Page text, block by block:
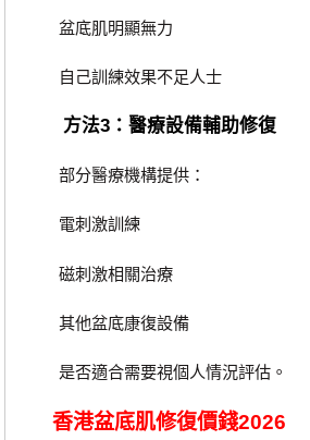
盆底肌明顯無力
自己訓練效果不足人士
方法3：醫療設備輔助修復
部分醫療機構提供：
電刺激訓練
磁刺激相關治療
其他盆底康復設備
是否適合需要視個人情況評估。
香港盆底肌修復價錢2026